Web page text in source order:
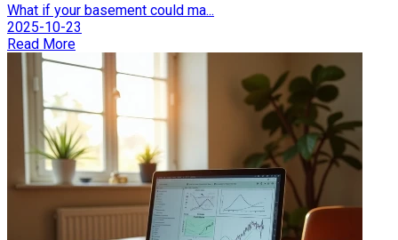
What if your basement could ma...
2025-10-23
Read More